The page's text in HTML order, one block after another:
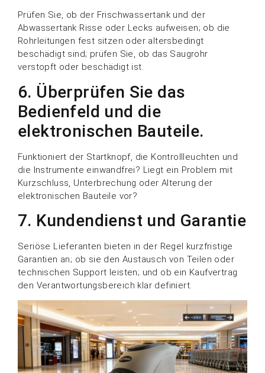
Prüfen Sie, ob der Frischwassertank und der
Abwassertank Risse oder Lecks aufweisen; ob die
Rohrleitungen fest sitzen oder altersbedingt
beschädigt sind; prüfen Sie, ob das Saugrohr
verstopft oder beschädigt ist.
6. Überprüfen Sie das
Bedienfeld und die
elektronischen Bauteile.
Funktioniert der Startknopf, die Kontrollleuchten und
die Instrumente einwandfrei? Liegt ein Problem mit
Kurzschluss, Unterbrechung oder Alterung der
elektronischen Bauteile vor?
7. Kundendienst und Garantie
Seriöse Lieferanten bieten in der Regel kurzfristige
Garantien an; ob sie den Austausch von Teilen oder
technischen Support leisten; und ob ein Kaufvertrag
den Verantwortungsbereich klar definiert.